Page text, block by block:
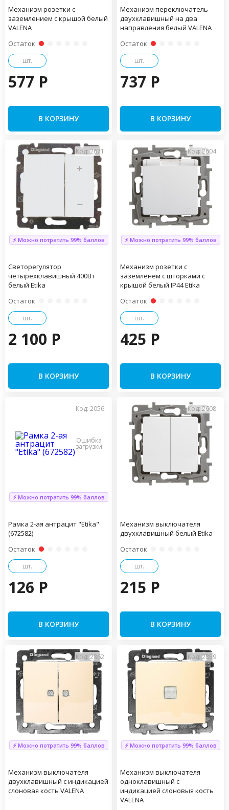
Механизм розетки с
заземлением с крышой белый
VALENA
Остаток
шт.
577 P
В КОРЗИНУ
Механизм переключатель
двухклавишный на два
направления белый VALENA
Остаток
шт.
737 P
В КОРЗИНУ
Код: 2671
⚡ Можно потратить 99% баллов
Светорегулятор
четырехклавишный 400Вт
белый Etika
Остаток
шт.
2 100 P
В КОРЗИНУ
Код: 2604
⚡ Можно потратить 99% баллов
Механизм розетки с
заземленем с шторками с
крышой белый IP44 Etika
Остаток
шт.
425 P
В КОРЗИНУ
Код: 2056
⚡ Можно потратить 99% баллов
Рамка 2-ая антрацит "Etika"
(672582)
Остаток
шт.
126 P
В КОРЗИНУ
Код: 2608
Механизм выключателя
двухклавишный белый Etika
Остаток
шт.
215 P
В КОРЗИНУ
Код: 2862
⚡ Можно потратить 99% баллов
Механизм выключателя
двухклавишный с индикацией
слоновая кость VALENA
Код: 2859
⚡ Можно потратить 99% баллов
Механизм выключателя
одноклавишный с
индикацией слоновыя кость
VALENA